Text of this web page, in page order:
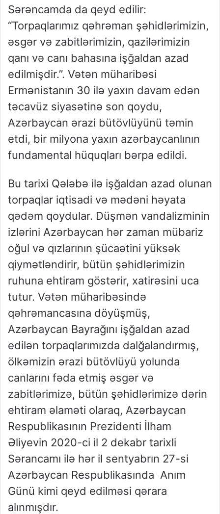
Sərəncamda da qeyd edilir:
“Torpaqlarımız qəhrəman şəhidlərimizin,
əsgər və zabitlərimizin, qazilərimizin
qanı və canı bahasına işğaldan azad
edilmişdir.”. Vətən müharibəsi
Ermənistanın 30 ilə yaxın davam edən
təcavüz siyasətinə son qoydu,
Azərbaycan ərazi bütövlüyünü təmin
etdi, bir milyona yaxın azərbaycanlının
fundamental hüquqları bərpa edildi.
Bu tarixi Qələbə ilə işğaldan azad olunan
torpaqlar iqtisadi və mədəni həyata
qədəm qoydular. Düşmən vandalizminin
izlərini Azərbaycan hər zaman mübariz
oğul və qızlarının şücaətini yüksək
qiymətləndirir, bütün şəhidlərimizin
ruhuna ehtiram göstərir, xatirəsini uca
tutur. Vətən müharibəsində
qəhrəmancasına döyüşmüş,
Azərbaycan Bayrağını işğaldan azad
edilən torpaqlarımızda dalğalandırmış,
ölkəmizin ərazi bütövlüyü yolunda
canlarını fəda etmiş əsgər və
zabitlərimizə, bütün şəhidlərimizə dərin
ehtiram əlaməti olaraq, Azərbaycan
Respublikasının Prezidenti İlham
Əliyevin 2020-ci il 2 dekabr tarixli
Sərancamı ilə hər il sentyabrın 27-si
Azərbaycan Respublikasında Anım
Günü kimi qeyd edilməsi qərara
alınmışdır.